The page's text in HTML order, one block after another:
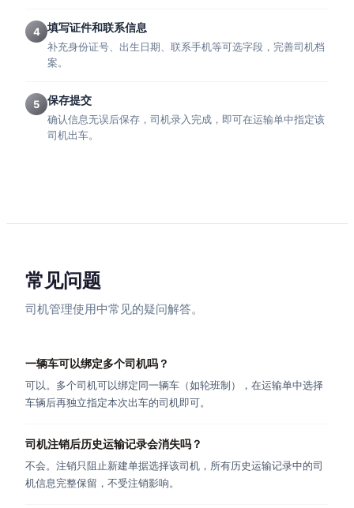
4 填写证件和联系信息
补充身份证号、出生日期、联系手机等可选字段，完善司机档
案。
5 保存提交
确认信息无误后保存，司机录入完成，即可在运输单中指定该
司机出车。
常见问题
司机管理使用中常见的疑问解答。
一辆车可以绑定多个司机吗？
可以。多个司机可以绑定同一辆车（如轮班制），在运输单中选择
车辆后再独立指定本次出车的司机即可。
司机注销后历史运输记录会消失吗？
不会。注销只阻止新建单据选择该司机，所有历史运输记录中的司
机信息完整保留，不受注销影响。